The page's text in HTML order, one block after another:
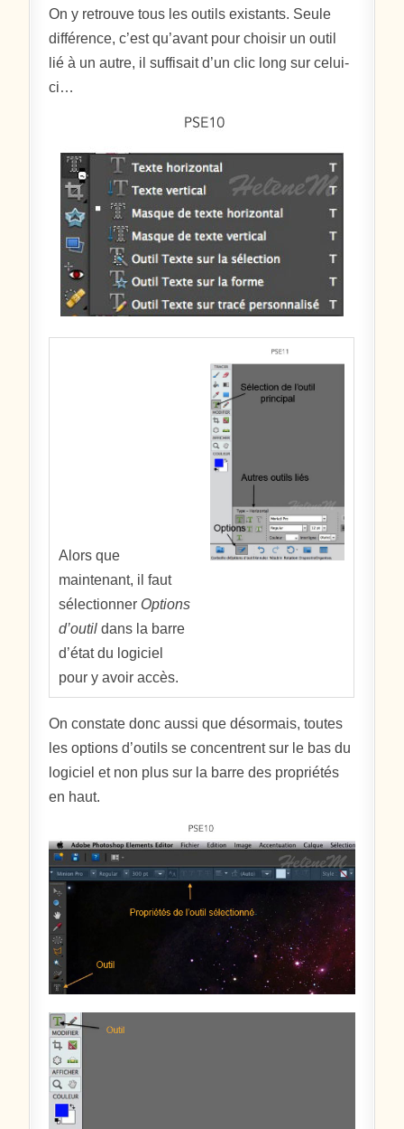
On y retrouve tous les outils existants. Seule
différence, c’est qu’avant pour choisir un outil
lié à un autre, il suffisait d’un clic long sur celui-
ci…
Alors que
maintenant, il faut
sélectionner Options
d’outil dans la barre
d’état du logiciel
pour y avoir accès.
On constate donc aussi que désormais, toutes
les options d’outils se concentrent sur le bas du
logiciel et non plus sur la barre des propriétés
en haut.